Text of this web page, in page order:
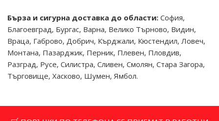
Бърза и сигурна доставка до области: София,
Благоевград, Бургас, Варна, Велико Търново, Видин,
Враца, Габрово, Добрич, Кърджали, Кюстендил, Ловеч,
Монтана, Пазарджик, Перник, Плевен, Пловдив,
Разград, Русе, Силистра, Сливен, Смолян, Стара Загора,
Търговище, Хасково, Шумен, Ямбол.